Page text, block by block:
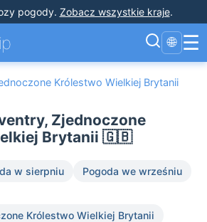
pogody. Zobacz wszystkie kraje.
🌐 ☰
Królestwo Wielkiej Brytanii
Zjednoczone
Brytanii 🇬🇧
w sierpniu
Pogoda we wrześniu
Królestwo Wielkiej Brytanii